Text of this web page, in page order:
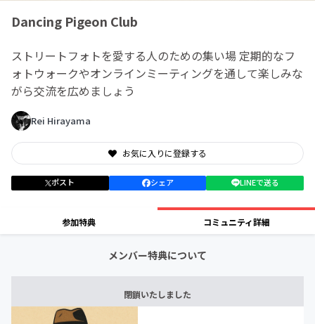
Dancing Pigeon Club
ストリートフォトを愛する人のための集い場 定期的なフ
ォトウォークやオンラインミーティングを通して楽しみな
がら交流を広めましょう
Rei Hirayama
お気に入りに登録する
ポスト シェア LINEで送る
参加特典 コミュニティ詳細
メンバー特典について
閉鎖いたしました